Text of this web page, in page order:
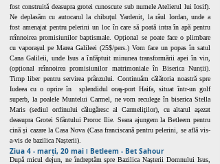
fost construită deasupra grotei cunoscute sub numele Atelierul lui Iosif).
Ne deplasăm cu autocarul la chibuțul Yardenit, la râul Iordan, unde a
fost amenajat pentru pelerini un loc în care să poată intra în apă pentru
reînnoirea promisiunilor baptismale. Opțional se poate face o plimbare
cu vaporașul pe Marea Galileei (25$/pers.) Vom face un popas în satul
Cana Galileii, unde Isus a înfăptuit minunea transformării apei în vin,
(opțional reînnoirea promisiunilor matrimoniale în Biserica Nunții).
Timp liber pentru servirea prânzului. Continuăm călătoria noastră spre
Iudeea cu o oprire în splendidul oraş-port Haifa, situat într-un golf
superb, la poalele Muntelui Carmel, ne vom reculege în biserica Stella
Maris (sediul ordinului călugăresc al Carmeliţilor), cu altarul aşezat
deasupra Grotei Sfântului Proroc Ilie. Seara ajungem la Betleem pentru
cină și cazare la Casa Nova (Casa franciscană pentru pelerini, se află vis-
a-vis de bazilica Nașterii).
Ziua 4 - marți, 20 mai ǀ Betleem - Bet Sahour
După micul dejun, ne îndreptăm spre Bazilica Nașterii Domnului Isus,